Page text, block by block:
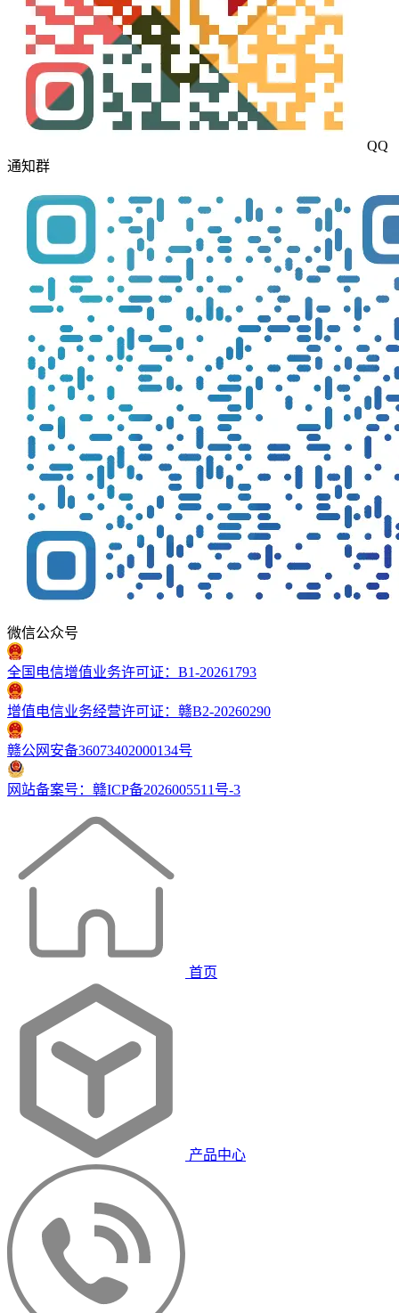
QQ
通知群
微信公众号
全国电信增值业务许可证：B1-20261793
增值电信业务经营许可证：赣B2-20260290
赣公网安备36073402000134号
网站备案号：赣ICP备2026005511号-3
首页
产品中心